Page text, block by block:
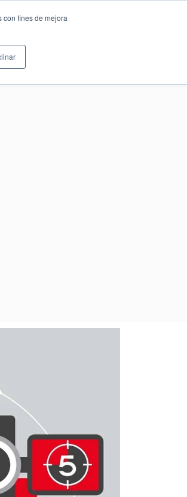
con fines de mejora